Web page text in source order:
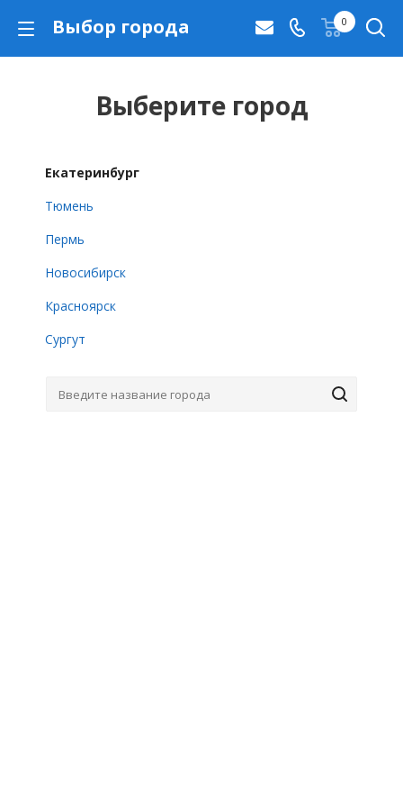
Выбор города 0
Выберите город
Екатеринбург
Тюмень
Пермь
Новосибирск
Красноярск
Сургут